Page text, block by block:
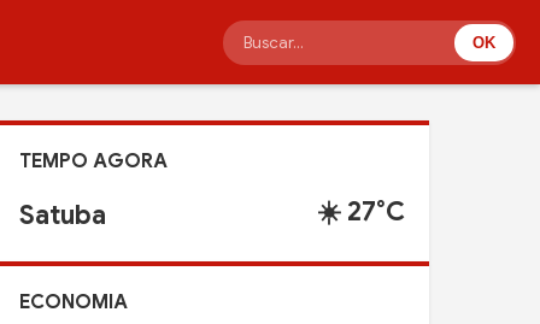
OK
TEMPO AGORA
Satuba ☀️ 27°C
ECONOMIA